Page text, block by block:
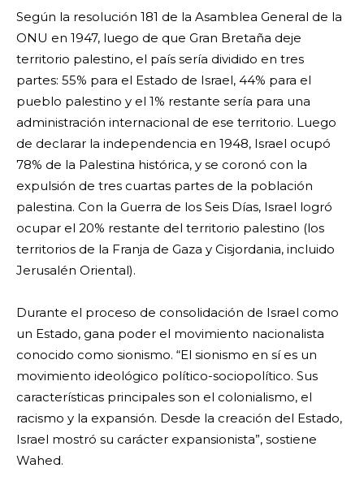
Según la resolución 181 de la Asamblea General de la
ONU en 1947, luego de que Gran Bretaña deje
territorio palestino, el país sería dividido en tres
partes: 55% para el Estado de Israel, 44% para el
pueblo palestino y el 1% restante sería para una
administración internacional de ese territorio. Luego
de declarar la independencia en 1948, Israel ocupó
78% de la Palestina histórica, y se coronó con la
expulsión de tres cuartas partes de la población
palestina. Con la Guerra de los Seis Días, Israel logró
ocupar el 20% restante del territorio palestino (los
territorios de la Franja de Gaza y Cisjordania, incluido
Jerusalén Oriental).
Durante el proceso de consolidación de Israel como
un Estado, gana poder el movimiento nacionalista
conocido como sionismo. “El sionismo en sí es un
movimiento ideológico político-sociopolítico. Sus
características principales son el colonialismo, el
racismo y la expansión. Desde la creación del Estado,
Israel mostró su carácter expansionista”, sostiene
Wahed.